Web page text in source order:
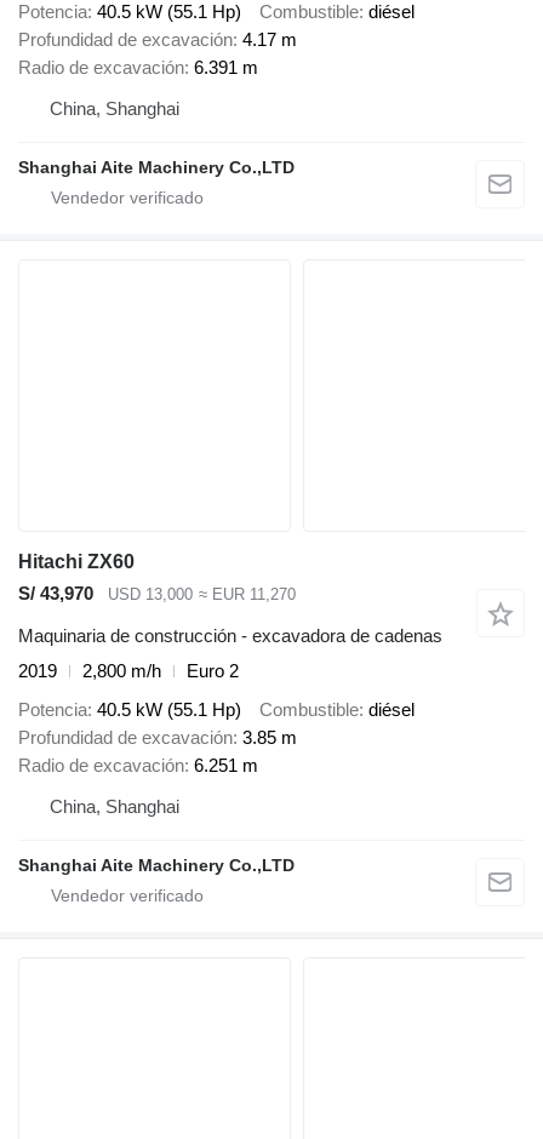
Potencia 40.5 kW (55.1 Hp) Combustible diésel
Profundidad de excavación 4.17 m
Radio de excavación 6.391 m
China, Shanghai
Shanghai Aite Machinery Co.,LTD
Hitachi ZX60
S/ 43,970
USD 13,000 ≈ EUR 11,270
Maquinaria de construcción - excavadora de cadenas
2019
2,800 m/h
Euro 2
Potencia 40.5 kW (55.1 Hp) Combustible diésel
Profundidad de excavación 3.85 m
Radio de excavación 6.251 m
China, Shanghai
Shanghai Aite Machinery Co.,LTD